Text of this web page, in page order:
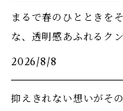
まるで春のひとときを
な、透明感あふれるク
2026/8/8
抑えきれない想いがそ